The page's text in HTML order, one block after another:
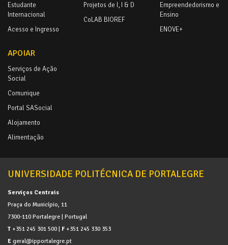
Estudante
Internacional
Acesso e Ingresso
Projetos de I, I & D
CoLAB BIOREF
Empreendedorismo e
Ensino
ENOVE+
APOIAR
Serviços de Ação
Social
Comunique
Portal SASocial
Alojamento
Alimentação
UNIVERSIDADE POLITÉCNICA DE PORTALEGRE
Serviços Centrais
Praça do Município, 11
7300-110 Portalegre | Portugal
T +351 245 301 500 | F +351 245 330 353
E geral@ipportalegre.pt